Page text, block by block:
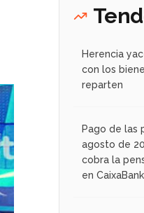
Herencia
con los
reparten
Pago de las
agosto de
cobra la
en